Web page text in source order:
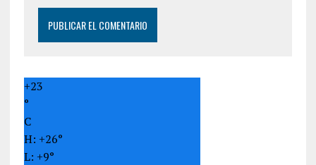
+23
°
C
H: +26°
L: +9°